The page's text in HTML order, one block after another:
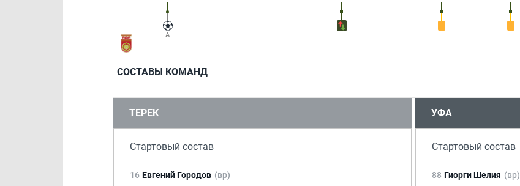
СОСТАВЫ КОМАНД
ТЕРЕК
Стартовый состав
16 Евгений Городов (вр)
УФА
Стартовый состав
88 Гиорги Шелия (вр)